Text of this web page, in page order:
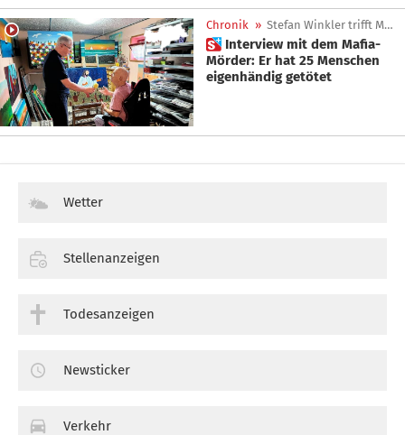
Chronik » Stefan Winkler trifft Mafioso
 Interview mit dem Mafia-
Mörder: Er hat 25 Menschen
eigenhändig getötet
Wetter
Stellenanzeigen
Todesanzeigen
Newsticker
Verkehr